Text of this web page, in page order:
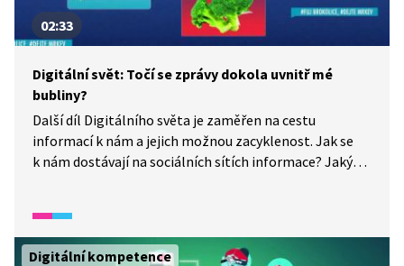
02:33
Digitální svět: Točí se zprávy dokola uvnitř mé
bubliny?
Další díl Digitálního světa je zaměřen na cestu
informací k nám a jejich možnou zacyklenost. Jak se
k nám dostávají na sociálních sítích informace? Jaký
Digitální kompetence